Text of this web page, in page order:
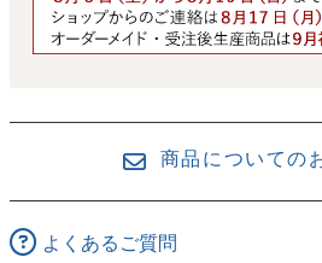
商品についての
よくあるご質問